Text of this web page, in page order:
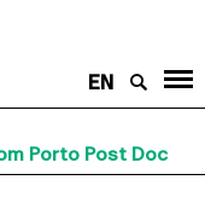
EN
Porto Post Doc